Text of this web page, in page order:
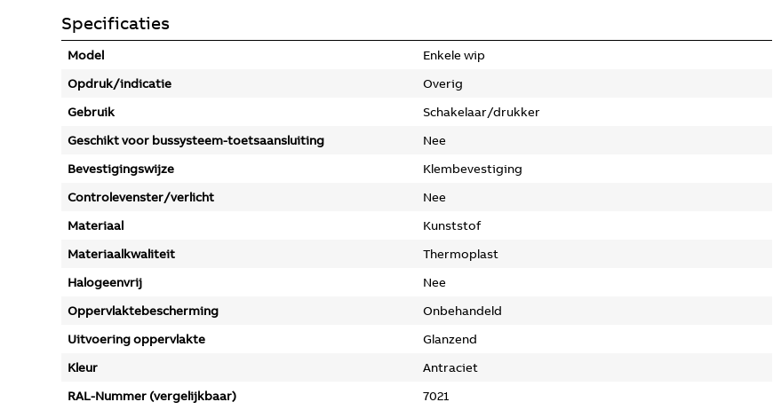
Specificaties
Model
Enkele wip
Opdruk/indicatie
Overig
Gebruik
Schakelaar/drukker
Geschikt voor bussysteem-toetsaansluiting
Nee
Bevestigingswijze
Klembevestiging
Controlevenster/verlicht
Nee
Materiaal
Kunststof
Materiaalkwaliteit
Thermoplast
Halogeenvrij
Nee
Oppervlaktebescherming
Onbehandeld
Uitvoering oppervlakte
Glanzend
Kleur
Antraciet
RAL-Nummer (vergelijkbaar)
7021